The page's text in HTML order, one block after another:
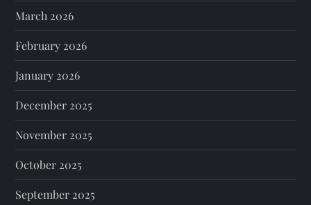
March 2026
February 2026
January 2026
December 2025
November 2025
October 2025
September 2025